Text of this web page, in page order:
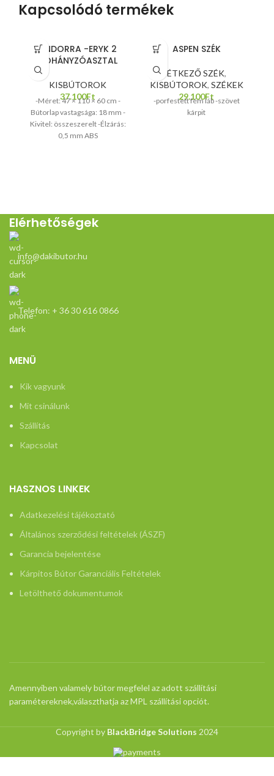
Kapcsolódó termékek
ANDORRA -ERYK 2
DOHÁNYZÓASZTAL
KISBÚTOROK
37.100Ft
-Méret: 47 × 110 × 60 cm -
Bútorlap vastagsága: 18 mm -
Kivitel: összeszerelt -Élzárás:
0,5 mm ABS
ASPEN SZÉK
ÉTKEZŐ SZÉK,
KISBÚTOROK, SZÉKEK
29.100Ft
-porfestett fém láb -szövet
kárpit
Elérhetőségek
info@dakibutor.hu
Telefon: + 36 30 616 0866
MENÜ
Kik vagyunk
Mit csinálunk
Szállítás
Kapcsolat
HASZNOS LINKEK
Adatkezelési tájékoztató
Általános szerződési feltételek (ÁSZF)
Garancia bejelentése
Kárpitos Bútor Garanciális Feltételek
Letölthető dokumentumok
Amennyiben valamely bútor megfelel az adott szállítási
paramétereknek,választhatja az MPL szállítási opciót.
Copyright by BlackBridge Solutions 2024